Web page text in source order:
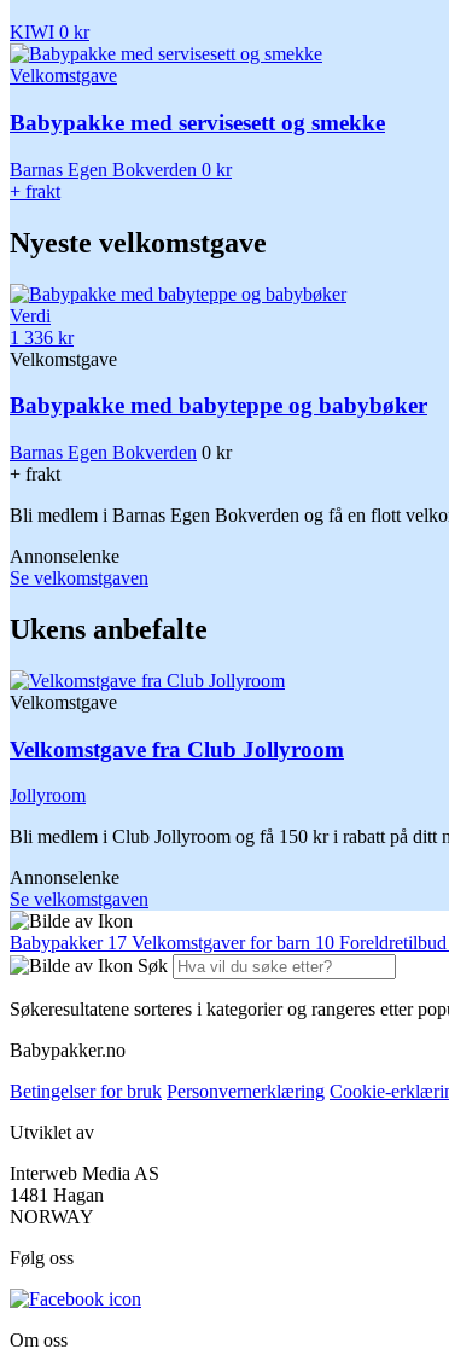
KIWI 0 kr
Velkomstgave
Babypakke med servisesett og smekke
Barnas Egen Bokverden 0 kr
+ frakt
Nyeste velkomstgave
Verdi
1 336 kr
Velkomstgave
Babypakke med babyteppe og babybøker
Barnas Egen Bokverden 0 kr
+ frakt
Bli medlem i Barnas Egen Bokverden og få en flott
Annonselenke
Se velkomstgaven
Ukens anbefalte
Velkomstgave
Velkomstgave fra Club Jollyroom
Jollyroom
Bli medlem i Club Jollyroom og få 150 kr i rabatt på ditt
Annonselenke
Se velkomstgaven
Babypakker 17 Velkomstgaver for barn 10 Foreldretilbud
Søk
Søkeresultatene sorteres i kategorier og rangeres etter
Babypakker.no
Betingelser for bruk Personvernerklæring Cookie-
Utviklet av
Interweb Media AS
1481 Hagan
NORWAY
Følg oss
Om oss